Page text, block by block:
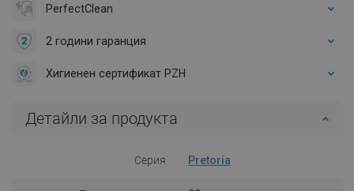
PerfectClean
2 години гаранция
Хигиенен сертификат PZH
Детайли за продукта
Серия Pretoria